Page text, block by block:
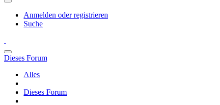
Anmelden oder registrieren
Suche
Dieses Forum
Alles
Dieses Forum